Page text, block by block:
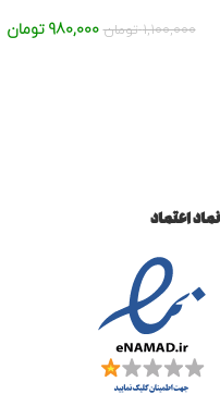
1,100,000 تومان 980,000 تومان
نماد اعتماد